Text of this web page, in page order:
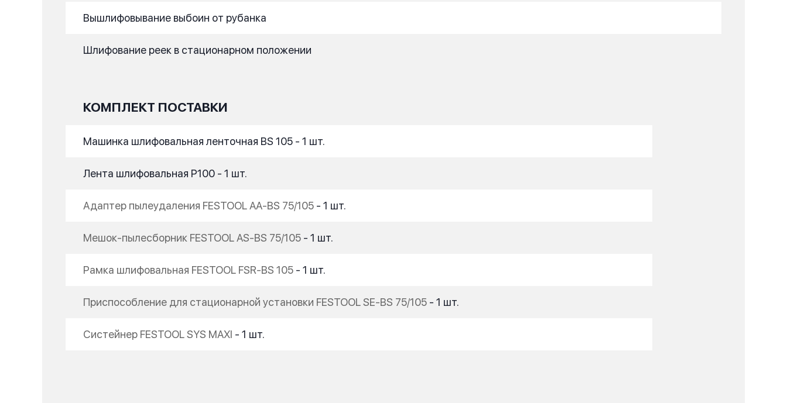
Вышлифовывание выбоин от рубанка
Шлифование реек в стационарном положении
КОМПЛЕКТ ПОСТАВКИ
Машинка шлифовальная ленточная BS 105 - 1 шт.
Лента шлифовальная P100 - 1 шт.
Адаптер пылеудаления FESTOOL AA-BS 75/105 - 1 шт.
Мешок-пылесборник FESTOOL AS-BS 75/105 - 1 шт.
Рамка шлифовальная FESTOOL FSR-BS 105 - 1 шт.
Приспособление для стационарной установки FESTOOL SE-BS 75/105 - 1 шт.
Систейнер FESTOOL SYS MAXI - 1 шт.